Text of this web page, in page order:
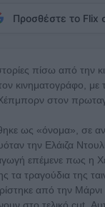
Προσθέστε το Flix
πίσω από την
κινηματογράφο, με
στον
ως «όνομα», σε
την Ελάιζα
επέμενε πως η
τα τραγούδια της
από την Μάρνι
στο τελικό cut.